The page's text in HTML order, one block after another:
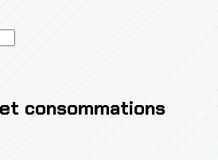
consommations